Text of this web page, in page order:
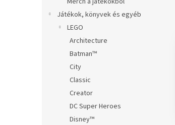
Játékok, könyvek és egyéb
LEGO
Architecture
Batman™
City
Classic
Creator
DC Super Heroes
Disney™